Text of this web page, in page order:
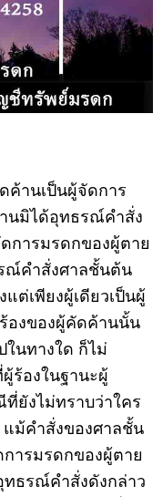
ค้านเป็นผู้จัดการ
นมิได้อุทธรณ์คำสั่ง
การมรดกของผู้ตาย
ณ์คำสั่งศาลชั้นต้น
ต่เพียงผู้เดียวเป็นผู้
องของผู้คัดค้านนั้น
นทางใด ก็ไม่
ร้องในฐานะผู้
ยังไม่ทราบว่าใคร
แม้คำสั่งของศาลชั้น
ารมรดกของผู้ตาย
ทธรณ์คำสั่งดังกล่าว